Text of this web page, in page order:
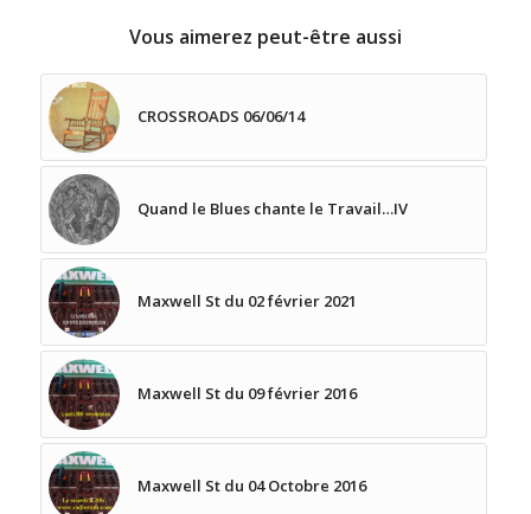
Vous aimerez peut-être aussi
CROSSROADS 06/06/14
Quand le Blues chante le Travail…IV
Maxwell St du 02 février 2021
Maxwell St du 09 février 2016
Maxwell St du 04 Octobre 2016